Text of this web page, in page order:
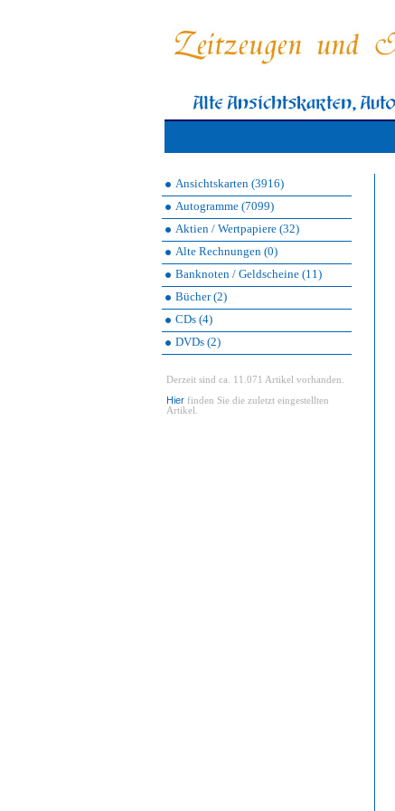
Ansichtskarten (3916)
Autogramme (7099)
Aktien / Wertpapiere (32)
Alte Rechnungen (0)
Banknoten / Geldscheine (11)
Bücher (2)
CDs (4)
DVDs (2)
Derzeit sind ca. 11.071 Artikel vorhanden.
Hier finden Sie die zuletzt eingestellten
Artikel.